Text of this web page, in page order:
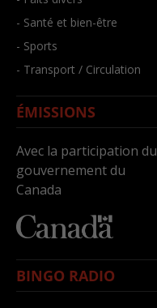
- Santé et bien-être
- Sports
- Transport / Circulation
ÉMISSIONS
Avec la participation du
gouvernement du
Canada
BINGO RADIO